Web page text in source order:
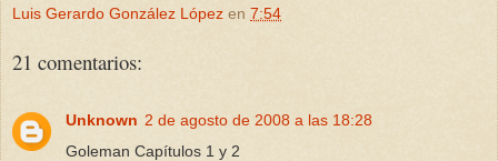
Luis Gerardo González López en 7:54
21 comentarios:
Unknown 2 de agosto de 2008 a las 18:28
Goleman Capítulos 1 y 2